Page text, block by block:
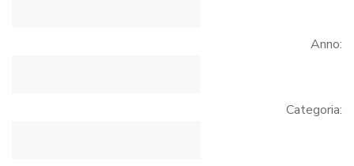
Anno:
Categoria: